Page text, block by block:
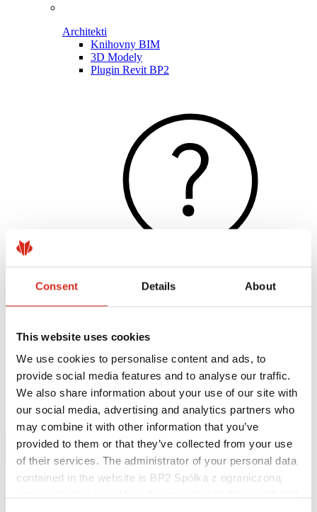
Consent Details About
This website uses cookies
We use cookies to personalise content and ads, to
provide social media features and to analyse our traffic.
We also share information about your use of our site with
our social media, advertising and analytics partners who
may combine it with other information that you’ve
provided to them or that they’ve collected from your use
of their services. The administrator of your personal data
contained in the website is BP2 Spółka z ograniczoną
Architekti
Knihovny BIM
3D Modely
Plugin Revit BP2
Realizace a inspirace
Soubory ke stažení
Najít zhotovitele
Kde koupit?
Knihovny BIM
Ke stažení
Kontakt